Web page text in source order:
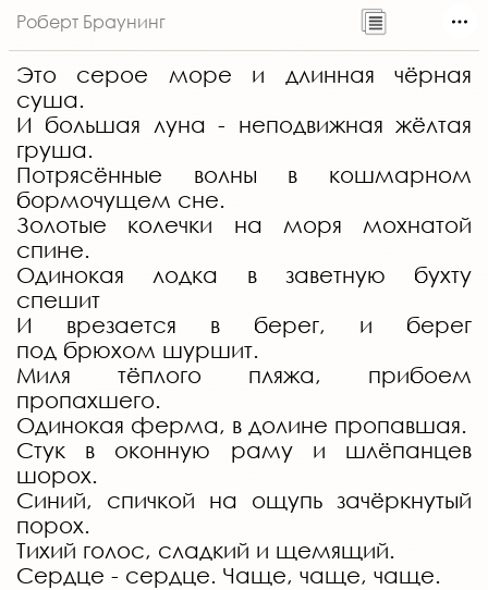
Роберт Браунинг
Это серое море и длинная чёрная
суша.
И большая луна - неподвижная жёлтая
груша.
Потрясённые волны в кошмарном
бормочущем сне.
Золотые колечки на моря мохнатой
спине.
Одинокая лодка в заветную бухту
спешит
И врезается в берег, и берег
под брюхом шуршит.
Миля тёплого пляжа, прибоем
пропахшего.
Одинокая ферма, в долине пропавшая.
Стук в оконную раму и шлёпанцев
шорох.
Синий, спичкой на ощупь зачёркнутый
порох.
Тихий голос, сладкий и щемящий.
Сердце - сердце. Чаще, чаще, чаще.